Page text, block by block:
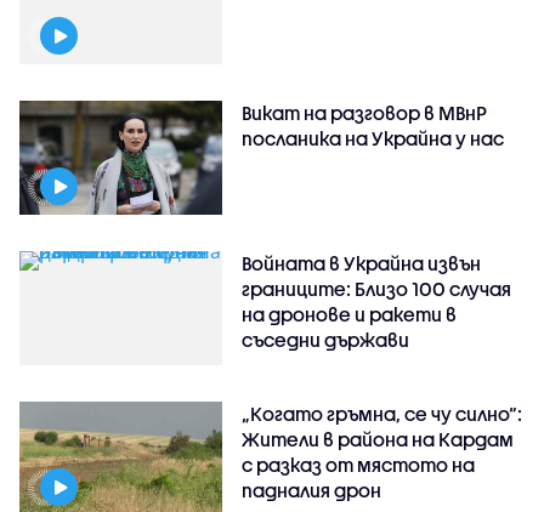
Викат на разговор в МВнР
посланика на Украйна у нас
Войната в Украйна извън
границите: Близо 100 случая
на дронове и ракети в
съседни държави
„Когато гръмна, се чу силно“:
Жители в района на Кардам
с разказ от мястото на
падналия дрон